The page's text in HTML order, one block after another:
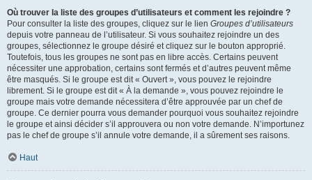
Où trouver la liste des groupes d’utilisateurs et comment les rejoindre ?
Pour consulter la liste des groupes, cliquez sur le lien Groupes d’utilisateurs
depuis votre panneau de l’utilisateur. Si vous souhaitez rejoindre un des
groupes, sélectionnez le groupe désiré et cliquez sur le bouton approprié.
Toutefois, tous les groupes ne sont pas en libre accès. Certains peuvent
nécessiter une approbation, certains sont fermés et d’autres peuvent même
être masqués. Si le groupe est dit « Ouvert », vous pouvez le rejoindre
librement. Si le groupe est dit « À la demande », vous pouvez rejoindre le
groupe mais votre demande nécessitera d’être approuvée par un chef de
groupe. Ce dernier pourra vous demander pourquoi vous souhaitez rejoindre
le groupe et ainsi décider s’il approuvera ou non votre demande. N’importunez
pas le chef de groupe s’il annule votre demande, il a sûrement ses raisons.
Haut